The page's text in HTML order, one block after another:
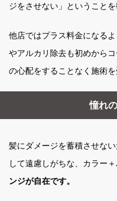
ジをさせない」ということを
他店ではプラス料金になる
やアルカリ除去も初めから
の心配をすることなく施術を
憧れ
髪にダメージを蓄積させな
して遠慮しがちな、カラー
ンジが自在です。